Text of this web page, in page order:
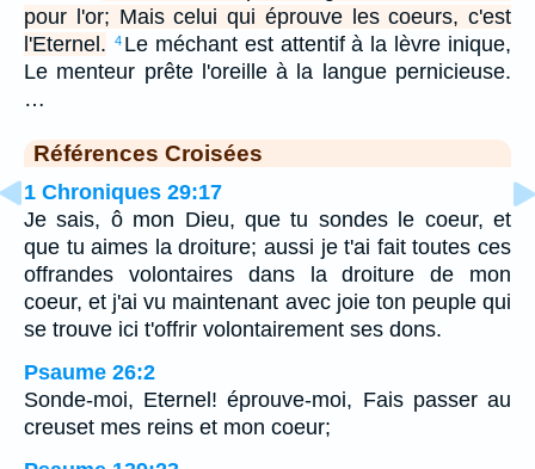
pour l'or; Mais celui qui éprouve les coeurs, c'est
l'Eternel.
4 Le méchant est attentif à la lèvre inique,
Le menteur prête l'oreille à la langue pernicieuse.
…
Références Croisées
1 Chroniques 29:17
Je sais, ô mon Dieu, que tu sondes le coeur, et
que tu aimes la droiture; aussi je t'ai fait toutes ces
offrandes volontaires dans la droiture de mon
coeur, et j'ai vu maintenant avec joie ton peuple qui
se trouve ici t'offrir volontairement ses dons.
Psaume 26:2
Sonde-moi, Eternel! éprouve-moi, Fais passer au
creuset mes reins et mon coeur;